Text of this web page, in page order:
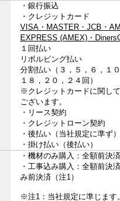
・銀行振込
・クレジットカード
VISA・MASTER・JCB・
EXPRESS (AMEX)・
１回払い
リボルビング払い
分割払い（３，５，６，１
１８，２０，２４回）
※クレジットカードに関し
ございます。
・リース契約
・クレジットローン契約
・後払い（当社規定に準ず）
・掛け払い（後払い）
・機材のみ購入：全額前決済
・工事込み購入：全額前決
み前決済（注1）
※注1：当社規定に準じます。